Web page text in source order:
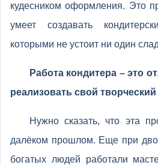
кудесником оформления. Это
умеет создавать
которыми не устоит ни один
Работа кондитера – это
реализовать свой
Нужно сказать, что эта
далёком прошлом. Еще при
богатых людей работали